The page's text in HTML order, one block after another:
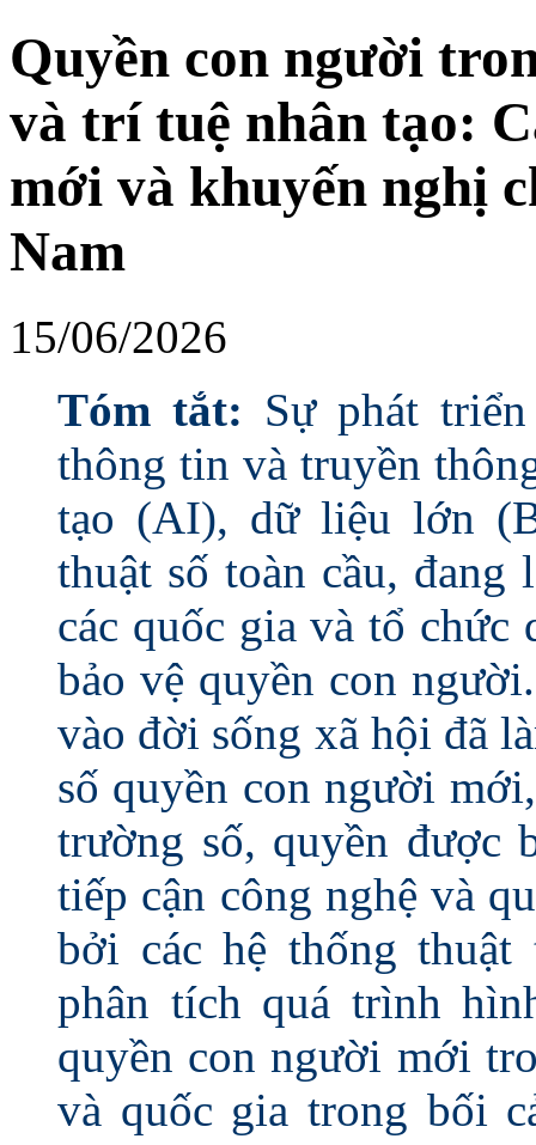
Quyền con người
và trí tuệ nhân tạo:
mới và khuyến nghị
Nam
15/06/2026
Tóm tắt: Sự phát
thông tin và truyền
tạo (AI), dữ liệu lớn
thuật số toàn cầu, đang
các quốc gia và tổ chức
bảo vệ quyền con
vào đời sống xã hội đã
số quyền con người
trường số, quyền được
tiếp cận công nghệ và
bởi các hệ thống
phân tích quá trình
quyền con người mới
và quốc gia trong bối